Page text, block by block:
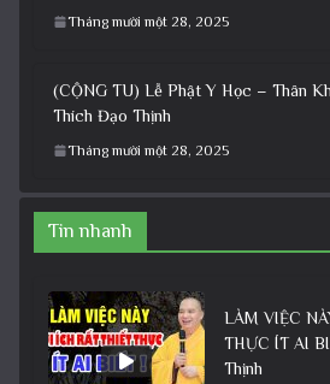
Tháng mười một 28, 2025
(CỘNG TU) Lễ Phật Y Học – Thân
Thích Đạo Thịnh
Tháng mười một 28, 2025
Tin nhanh
LÀM VIỆC
THỰC ÍT AI
Thịnh